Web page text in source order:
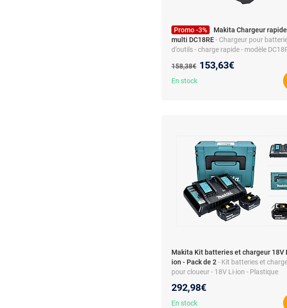
Promo -3%
Makita Chargeur rapide
multi DC18RE- Chargeur pour
d’outils - charge rapide - modèle
Ancien prix :
158,38€ Nouveau prix :
153,63€
En stock
Makita Kit batteries et chargeur 18V
ion - Pack de 2- Kit batteries et
pour cloueur - 18V Li-ion - Plastique
292,98€
En stock